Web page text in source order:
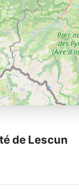
de Lescun